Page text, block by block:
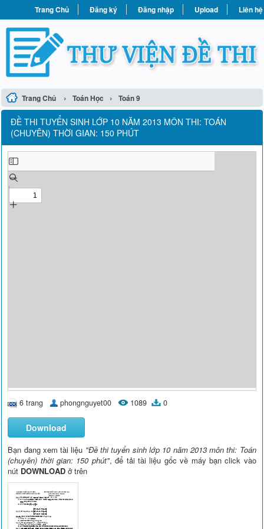
Trang Chủ Đăng ký Đăng nhập Upload Liên hệ
Trang Chủ › Toán Học › Toán 9
ĐỀ THI TUYỂN SINH LỚP 10 NĂM 2013 MÔN THI: TOÁN
(CHUYÊN) THỜI GIAN: 150 PHÚT
6 trang phongnguyet00 1089 0
Download
Bạn đang xem tài liệu "Đề thi tuyển sinh lớp 10 năm 2013 môn thi: Toán
(chuyên) thời gian: 150 phút", để tải tài liệu gốc về máy bạn click vào
nút DOWNLOAD ở trên